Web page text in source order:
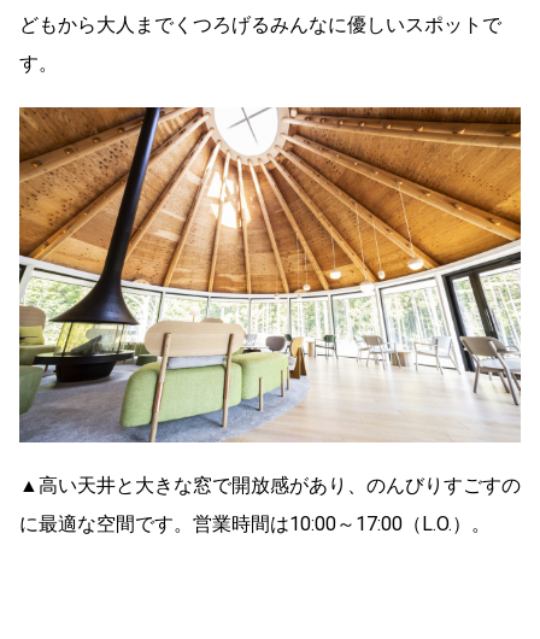
どもから大人までくつろげるみんなに優しいスポットで
す。
▲高い天井と大きな窓で開放感があり、のんびりすごすの
に最適な空間です。営業時間は10:00～17:00（L.O.）。